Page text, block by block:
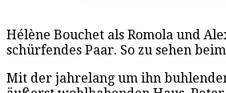
Hélène Bouchet als Romola und
schürfendes Paar. So zu sehen
Mit der jahrelang um ihn